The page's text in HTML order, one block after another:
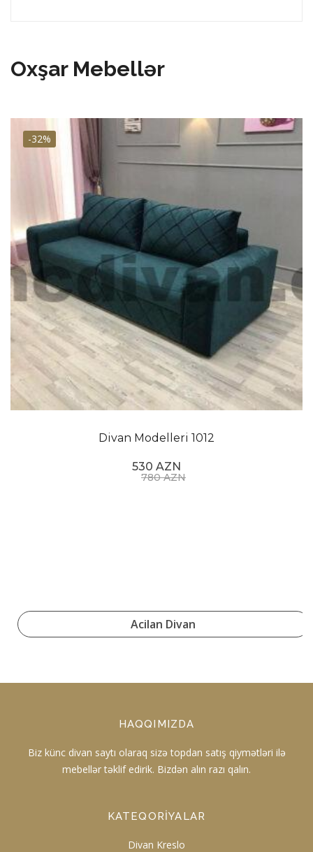
Oxşar Mebellər
-32%
Divan Modelleri 1012
530 AZN
780 AZN
Acilan Divan
HAQQIMIZDA
Biz künc divan saytı olaraq sizə topdan satış qiymətləri ilə
mebellər təklif edirik. Bizdən alın razı qalın.
KATEQORIYALAR
Divan Kreslo